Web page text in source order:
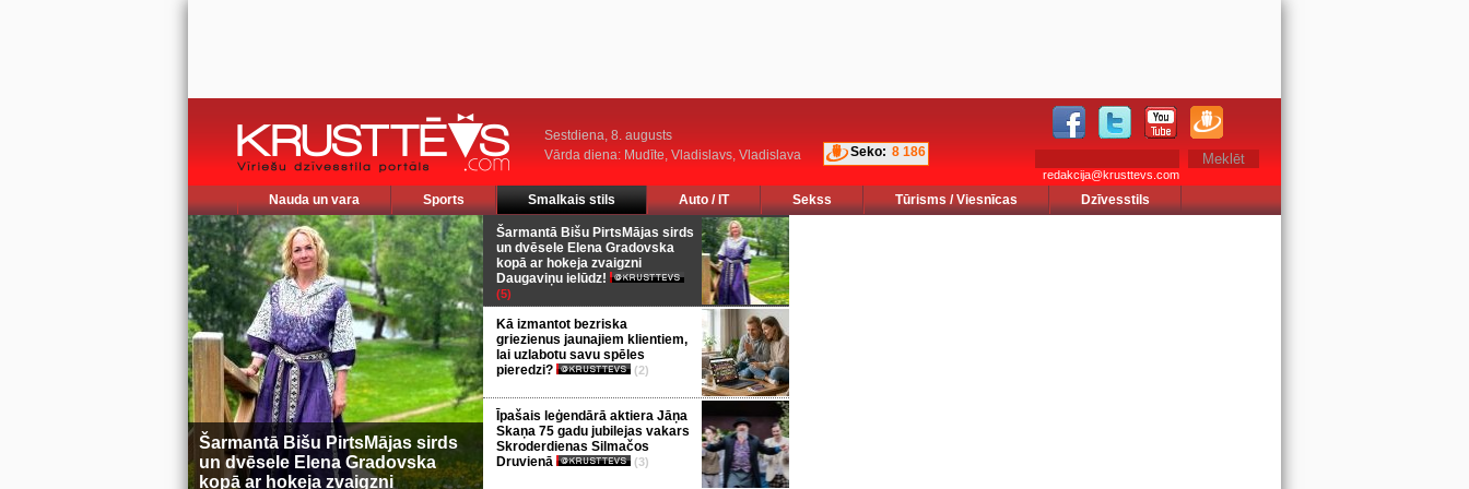
Sestdiena, 8. augusts
Vārda diena: Mudīte, Vladislavs, Vladislava
Seko: 8 186
redakcija@krusttevs.com
Nauda un vara Sports Smalkais stils Auto / IT Sekss Tūrisms / Viesnīcas Dzīvesstils
Šarmantā Bišu PirtsMājas sirds
un dvēsele Elena Gradovska
kopā ar hokeja zvaigzni
Šarmantā Bišu PirtsMājas sirds
un dvēsele Elena Gradovska
kopā ar hokeja zvaigzni
Daugaviņu ielūdz!
(5)
Kā izmantot bezriska
griezienus jaunajiem klientiem,
lai uzlabotu savu spēles
pieredzi?
(2)
Īpašais leģendārā aktiera Jāņa
Skaņa 75 gadu jubilejas vakars
Skroderdienas Silmačos
Druvienā
(3)